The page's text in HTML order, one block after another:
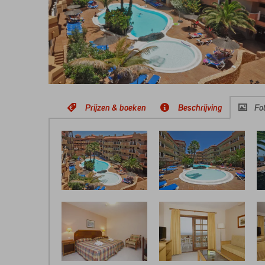
Prijzen & boeken Beschrijving